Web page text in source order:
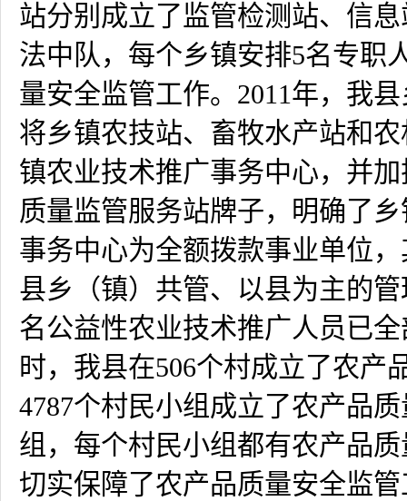
站分别成立了监管检测站、信
法中队，每个乡镇安排5名专职
量安全监管工作。 2011年，我
将乡镇农技站、畜牧水产站和
镇农业技术推广事务中心，并
质量监管服务站牌子，明确了
事务中心为全额拨款事业单位
县乡（镇）共管、以县为主的
名公益性农业技术推广人员已
时，我县在506个村成立了农产
4787个村民小组成立了农产品
组，每个村民小组都有农产品
切实保障了农产品质量安全监